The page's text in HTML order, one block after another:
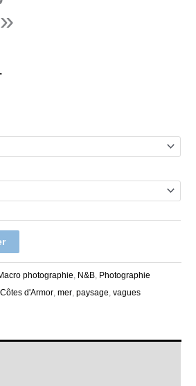
photographie, N&B, Photographie
Côtes d'Armor,mer,paysage,vagues